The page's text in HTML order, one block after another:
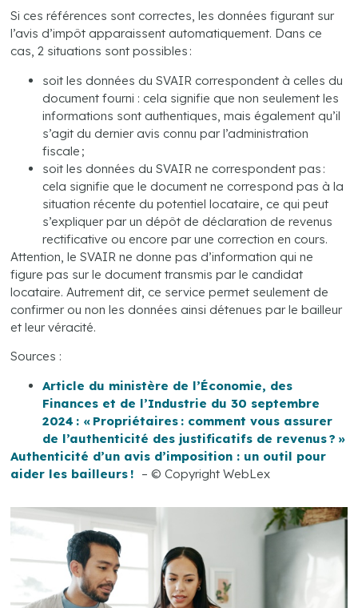
Si ces références sont correctes, les données figurant sur
l’avis d’impôt apparaissent automatiquement. Dans ce
cas, 2 situations sont possibles :
soit les données du SVAIR correspondent à celles du
document fourni : cela signifie que non seulement les
informations sont authentiques, mais également qu’il
s’agit du dernier avis connu par l’administration
fiscale ;
soit les données du SVAIR ne correspondent pas :
cela signifie que le document ne correspond pas à la
situation récente du potentiel locataire, ce qui peut
s’expliquer par un dépôt de déclaration de revenus
rectificative ou encore par une correction en cours.
Attention, le SVAIR ne donne pas d’information qui ne
figure pas sur le document transmis par le candidat
locataire. Autrement dit, ce service permet seulement de
confirmer ou non les données ainsi détenues par le bailleur
et leur véracité.
Sources :
Article du ministère de l’Économie, des
Finances et de l’Industrie du 30 septembre
2024 : « Propriétaires : comment vous assurer
de l’authenticité des justificatifs de revenus ? »
Authenticité d’un avis d’imposition : un outil pour
aider les bailleurs ! – © Copyright WebLex